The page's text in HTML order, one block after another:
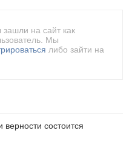
на сайт как
Мы
либо зайти на
состоится